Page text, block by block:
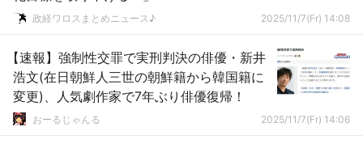
ｗｗｗｗｗｗｗｗｗｗｗｗ
政経ワロスまとめニュース♪ 2025/11/7(Fr) 14:08
【速報】強制性交罪で実刑判決の俳優・新井
浩文(在日朝鮮人三世の朝鮮籍から韓国籍に
変更)、人気劇作家で7年ぶり俳優復帰！
おーるじゃんる 2025/11/7(Fr) 14:06